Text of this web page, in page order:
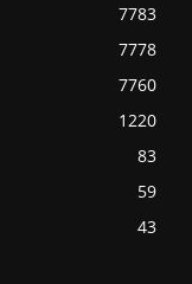
7783
7778
7760
1220
83
59
43